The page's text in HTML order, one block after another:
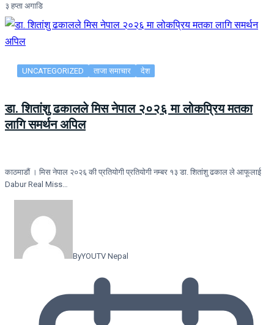
३ हप्ता अगाडि
UNCATEGORIZED ताजा समाचार देश
डा. शितांशु ढकालले मिस नेपाल २०२६ मा लोकप्रिय मतका
लागि समर्थन अपिल
काठमाडौं । मिस नेपाल २०२६ की प्रतियोगी प्रतियोगी नम्बर १३ डा. शितांशु ढकाल ले आफूलाई
Dabur Real Miss…
ByYOUTV Nepal